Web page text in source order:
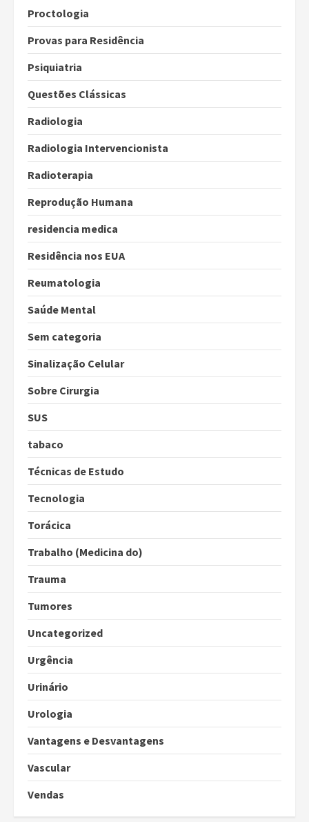
Proctologia
Provas para Residência
Psiquiatria
Questões Clássicas
Radiologia
Radiologia Intervencionista
Radioterapia
Reprodução Humana
residencia medica
Residência nos EUA
Reumatologia
Saúde Mental
Sem categoria
Sinalização Celular
Sobre Cirurgia
SUS
tabaco
Técnicas de Estudo
Tecnologia
Torácica
Trabalho (Medicina do)
Trauma
Tumores
Uncategorized
Urgência
Urinário
Urologia
Vantagens e Desvantagens
Vascular
Vendas